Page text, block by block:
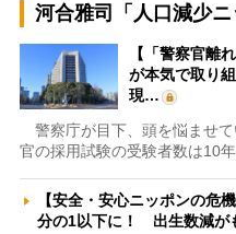
河合雅司「人口減少ニ
【「警察官離
が本気で取り
現…
警察庁が目下、頭を悩ませ
官の採用試験の受験者数は10
【安全・安心ニッポンの危
分の1以下に！ 出生数減